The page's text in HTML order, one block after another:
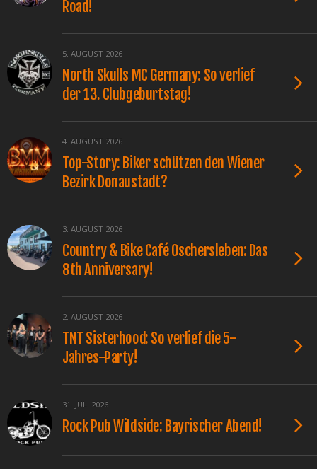
Road!
5. AUGUST 2026
North Skulls MC Germany: So verlief
der 13. Clubgeburtstag!
4. AUGUST 2026
Top-Story: Biker schützen den Wiener
Bezirk Donaustadt?
3. AUGUST 2026
Country & Bike Café Oschersleben: Das
8th Anniversary!
2. AUGUST 2026
TNT Sisterhood: So verlief die 5-
Jahres-Party!
31. JULI 2026
Rock Pub Wildside: Bayrischer Abend!